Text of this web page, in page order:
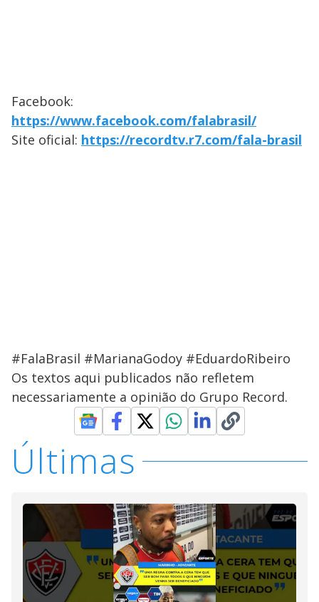
Facebook:
https://www.facebook.com/falabrasil/
Site oficial: https://recordtv.r7.com/fala-brasil
#FalaBrasil #MarianaGodoy #EduardoRibeiro
Os textos aqui publicados não refletem
necessariamente a opinião do Grupo Record.
Últimas